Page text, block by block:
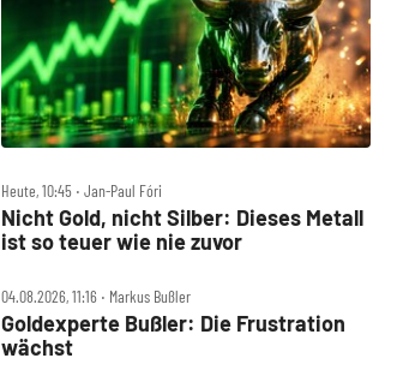
Heute, 10:45 ‧ Jan-Paul Fóri
Nicht Gold, nicht Silber: Dieses Metall
ist so teuer wie nie zuvor
04.08.2026, 11:16 ‧ Markus Bußler
Goldexperte Bußler: Die Frustration
wächst